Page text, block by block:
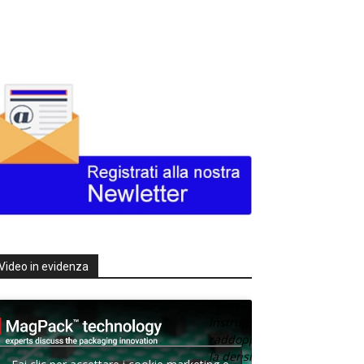
in evidenza
Texas
raddoppia
la densità